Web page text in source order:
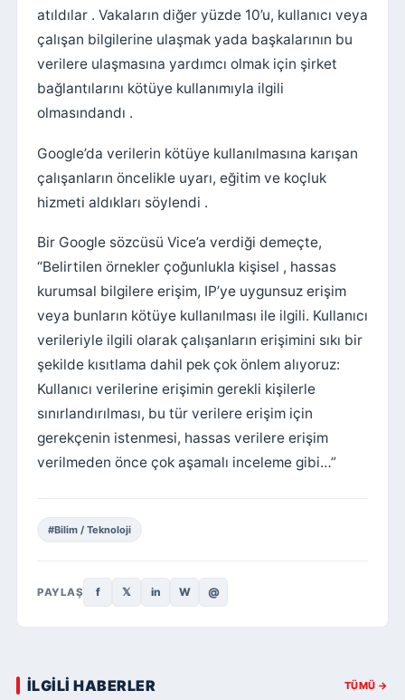
atıldılar . Vakaların diğer yüzde 10’u, kullanıcı veya
çalışan bilgilerine ulaşmak yada başkalarının bu
verilere ulaşmasına yardımcı olmak için şirket
bağlantılarını kötüye kullanımıyla ilgili
olmasındandı .
Google’da verilerin kötüye kullanılmasına karışan
çalışanların öncelikle uyarı, eğitim ve koçluk
hizmeti aldıkları söylendi .
Bir Google sözcüsü Vice’a verdiği demeçte,
“Belirtilen örnekler çoğunlukla kişisel , hassas
kurumsal bilgilere erişim, IP’ye uygunsuz erişim
veya bunların kötüye kullanılması ile ilgili. Kullanıcı
verileriyle ilgili olarak çalışanların erişimini sıkı bir
şekilde kısıtlama dahil pek çok önlem alıyoruz:
Kullanıcı verilerine erişimin gerekli kişilerle
sınırlandırılması, bu tür verilere erişim için
gerekçenin istenmesi, hassas verilere erişim
verilmeden önce çok aşamalı inceleme gibi…”
#Bilim / Teknoloji
PAYLAŞ f 𝕏 in W @
İLGİLİ HABERLER TÜMÜ →